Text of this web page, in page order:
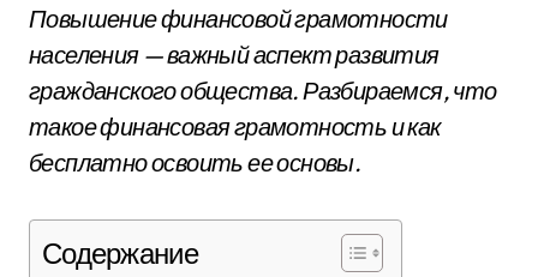
Повышение финансовой грамотности
населения — важный аспект развития
гражданского общества. Разбираемся, что
такое финансовая грамотность и как
бесплатно освоить ее основы.
Содержание